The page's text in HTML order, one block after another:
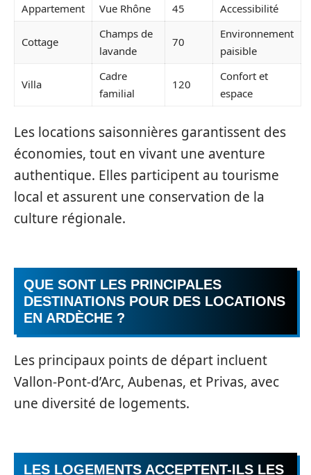
Appartement Vue Rhône 45 Accessibilité
Cottage
Champs de
lavande
70
Environnement
paisible
Villa
Cadre
familial
120
Confort et
espace
Les locations saisonnières garantissent des
économies, tout en vivant une aventure
authentique. Elles participent au tourisme
local et assurent une conservation de la
culture régionale.
QUE SONT LES PRINCIPALES
DESTINATIONS POUR DES LOCATIONS
EN ARDÈCHE ?
Les principaux points de départ incluent
Vallon-Pont-d’Arc, Aubenas, et Privas, avec
une diversité de logements.
LES LOGEMENTS ACCEPTENT-ILS LES